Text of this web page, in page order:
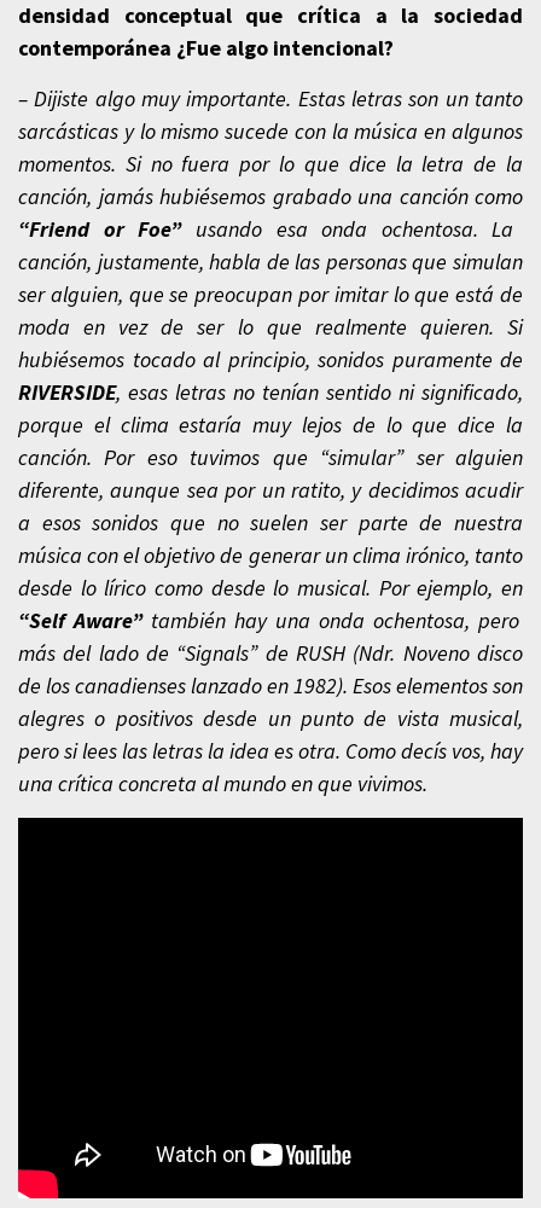
densidad conceptual que crítica a la sociedad
contemporánea ¿Fue algo intencional?
– Dijiste algo muy importante. Estas letras son un tanto
sarcásticas y lo mismo sucede con la música en algunos
momentos. Si no fuera por lo que dice la letra de la
canción, jamás hubiésemos grabado una canción como
“Friend or Foe”usando esa onda ochentosa. La
canción, justamente, habla de las personas que simulan
ser alguien, que se preocupan por imitar lo que está de
moda en vez de ser lo que realmente quieren. Si
hubiésemos tocado al principio, sonidos puramente de
RIVERSIDE, esas letras no tenían sentido ni significado,
porque el clima estaría muy lejos de lo que dice la
canción. Por eso tuvimos que “simular” ser alguien
diferente, aunque sea por un ratito, y decidimos acudir
a esos sonidos que no suelen ser parte de nuestra
música con el objetivo de generar un clima irónico, tanto
desde lo lírico como desde lo musical. Por ejemplo, en
“Self Aware” también hay una onda ochentosa, pero
más del lado de “Signals” de RUSH (Ndr. Noveno disco
de los canadienses lanzado en 1982). Esos elementos son
alegres o positivos desde un punto de vista musical,
pero si lees las letras la idea es otra. Como decís vos, hay
una crítica concreta al mundo en que vivimos.